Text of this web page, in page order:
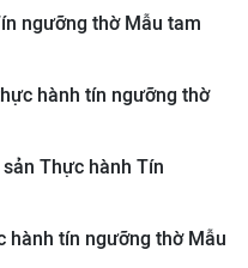
ngưỡng thờ Mẫu tam
hành tín ngưỡng thờ
Thực hành Tín
hành tín ngưỡng thờ Mẫu